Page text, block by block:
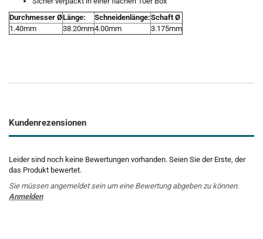
Durchmesser ØLänge: Schneidenlänge:Schaft Ø
1.40mm
38.20mm4.00mm 3.175mm
Kundenrezensionen
Leider sind noch keine Bewertungen vorhanden. Seien Sie der Erste, der
das Produkt bewertet.
Sie müssen angemeldet sein um eine Bewertung abgeben zu können.
Anmelden